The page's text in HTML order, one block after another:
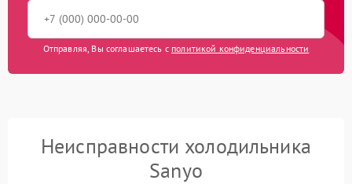
Отправляя, Вы соглашаетесь с политикой конфиденциальности
Неисправности холодильника
Sanyo